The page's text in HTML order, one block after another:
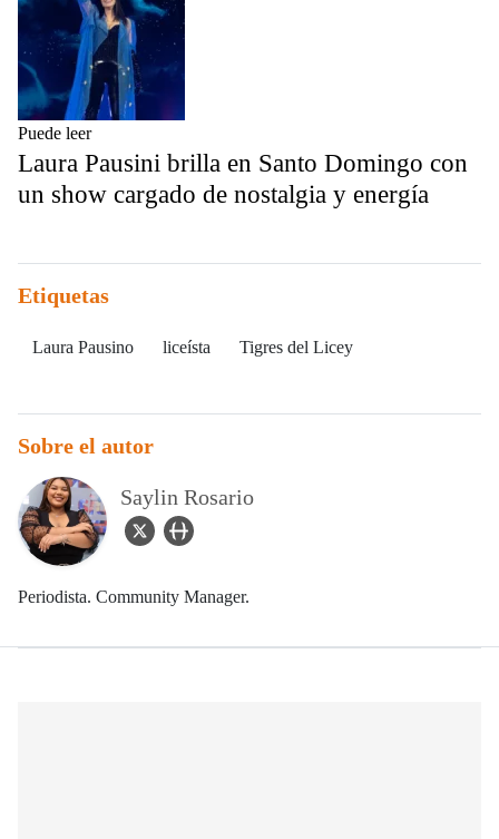
Puede leer
Laura Pausini brilla en Santo Domingo con
un show cargado de nostalgia y energía
Etiquetas
Laura Pausino liceísta Tigres del Licey
Sobre el autor
Saylin Rosario
twitter Iconuser_url Icon
Periodista. Community Manager.